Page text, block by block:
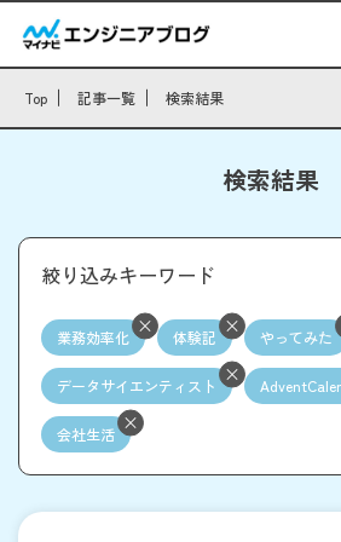
Top 記事一覧 検索結果
検索結果
絞り込みキーワード
業務効率化 体験記 やってみた
データサイエンティスト
会社生活